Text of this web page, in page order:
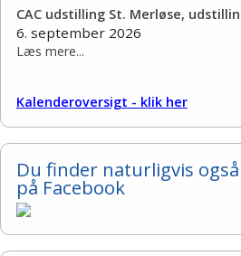
CAC udstilling St. Merløse,
6. september 2026
Læs mere...
Kalenderoversigt - klik her
Du finder naturligvis
på Facebook